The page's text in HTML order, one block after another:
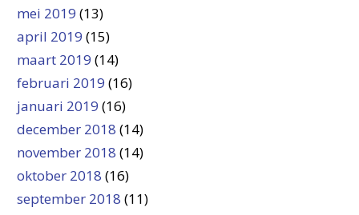
mei 2019 (13)
april 2019 (15)
maart 2019 (14)
februari 2019 (16)
januari 2019 (16)
december 2018 (14)
november 2018 (14)
oktober 2018 (16)
september 2018 (11)